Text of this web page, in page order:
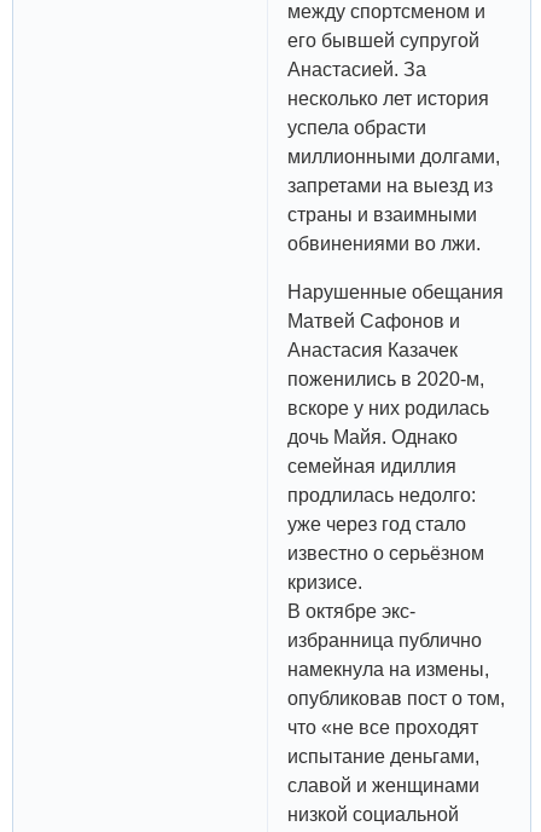
между спортсменом и
его бывшей супругой
Анастасией. За
несколько лет история
успела обрасти
миллионными долгами,
запретами на выезд из
страны и взаимными
обвинениями во лжи.
Нарушенные обещания
Матвей Сафонов и
Анастасия Казачек
поженились в 2020-м,
вскоре у них родилась
дочь Майя. Однако
семейная идиллия
продлилась недолго:
уже через год стало
известно о серьёзном
кризисе.
В октябре экс-
избранница публично
намекнула на измены,
опубликовав пост о том,
что «не все проходят
испытание деньгами,
славой и женщинами
низкой социальной